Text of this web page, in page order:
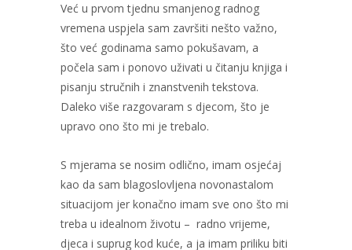
Već u prvom tjednu smanjenog radnog
vremena uspjela sam završiti nešto važno,
što već godinama samo pokušavam, a
počela sam i ponovo uživati u čitanju knjiga i
pisanju stručnih i znanstvenih tekstova.
Daleko više razgovaram s djecom, što je
upravo ono što mi je trebalo.
S mjerama se nosim odlično, imam osjećaj
kao da sam blagoslovljena novonastalom
situacijom jer konačno imam sve ono što mi
treba u idealnom životu – radno vrijeme,
djeca i suprug kod kuće, a ja imam priliku biti